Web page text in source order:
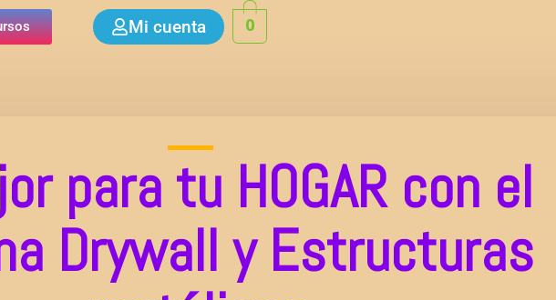
Mi cuenta 0
para tu HOGAR con el
Drywall y Estructuras